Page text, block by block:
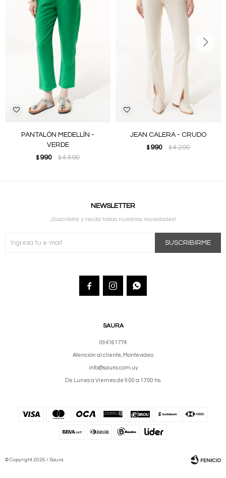
PANTALÓN MEDELLÍN -
VERDE
$ 990 $4.590
JEAN CALERA - CRUDO
$ 990 $4.290
SAURA
094161774
Atención al cliente, Montevideo
info@saura.com.uy
De Lunes a Viernes de 9:00 a 17:00 hs.
NEWSLETTER
¡Suscribite y recibí todas nuestras novedades!
SUSCRIBIRME
  
© Copyright 2026 / Saura